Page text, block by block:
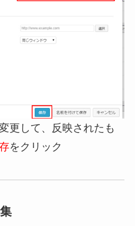
更して、反映されたも
をクリック